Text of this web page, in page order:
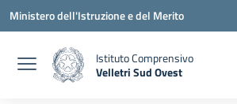
Vai ai contenuti
Vai al menu di navigazione
Vai al footer
Ministero dell'Istruzione e del Merito
Istituto Comprensivo
Velletri Sud Ovest